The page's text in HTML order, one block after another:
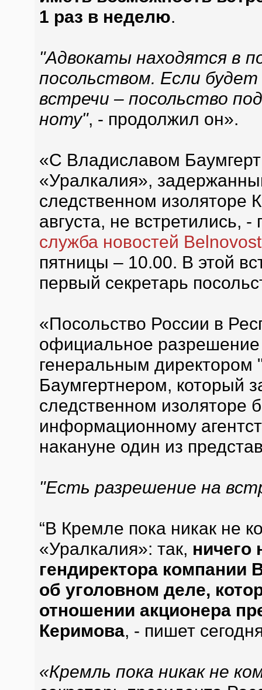
1 раз в неделю.
"Адвокаты находятся в
посольством. Если
встречи – посольство
ноту", - продолжил он».
«С Владиславом
«Уралкалия»,
следственном изоляторе
августа, не встретились,
служба новостей
пятницы – 10.00. В этой
первый секретарь
«Посольство России в
официальное разрешение
генеральным
Баумгертнером, который
следственном изоляторе
информационному
накануне один из
"Есть разрешение на
“В Кремле пока никак не
«Уралкалия»: так, ничего
гендиректора компании
об уголовном деле,
отношении акционера
Керимова, - пишет
«Кремль пока никак не